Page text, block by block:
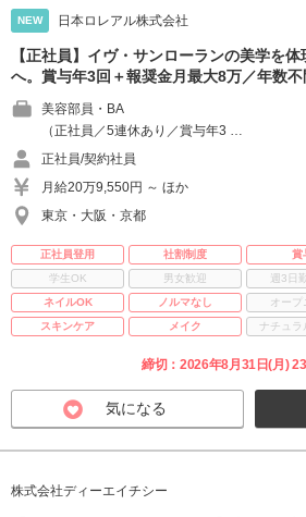
NEW 日本ロレアル株式会社
【正社員】イヴ・サンローランの美学を
へ。賞与年3回＋報奨金月最大8万／年数不
美容部員・BA
（正社員／5連休あり／賞与年3 …
正社員/契約社員
月給20万9,550円 ～ ほか
東京・大阪・京都
正社員登用 社割制度 賞
学生OK
男女歓迎 週3日
ネイルOK
ノルマなし オープ
スキンケア
メイク ナチュラ
締切：2026年8月31日(月)
気になる
株式会社ディーエイチシー